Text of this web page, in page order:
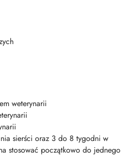
weterynarii
sierści oraz 3 do 8 tygodni w
stosować początkowo do jednego